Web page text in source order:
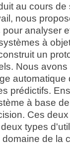
au cours de
nous
analyser
à
un
Nous avons
prédictifs.
à base
Ces
types
de la